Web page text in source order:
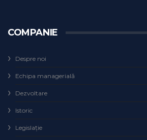
COMPANIE
Despre noi
Echipa managerială
Dezvoltare
Istoric
Legislaţie